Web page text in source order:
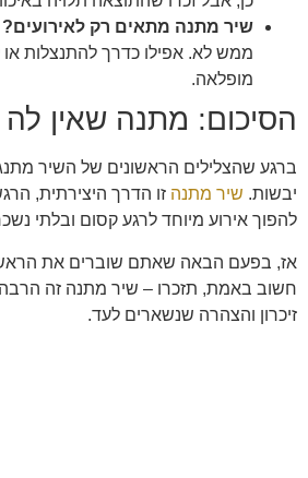
שיר מתנה מתאים רק לאירועים?
ממש לא. אפילו כדרך להתנצלות או
מופלאה.
הסיכום: מתנה שאין
ברגע שהצלילים הראשונים של השיר
יבשות. שיר מתנה זו הדרך היצירתית,
להפוך אירוע מיוחד לרגע קסום ובלתי
אז, בפעם הבאה שאתם שוברים את
חשוב באמת, תזכרו – שיר מתנה זה הרבה
זיכרון והצהרה שנשארים לעד.